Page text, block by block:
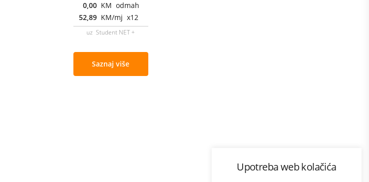
Upotreba web kolačića
0,00 KM odmah
52,89 KM/mj x12
uz Student NET +
Saznaj više
Bonus plus